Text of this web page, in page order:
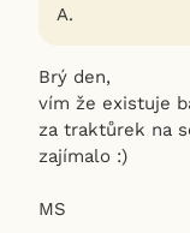
A.
Brý den,
vím že existuje
za traktůrek na
zajímalo :)
MS